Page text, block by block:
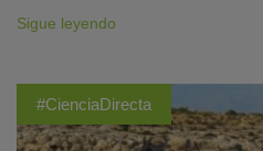
Sigue leyendo
#CienciaDirecta